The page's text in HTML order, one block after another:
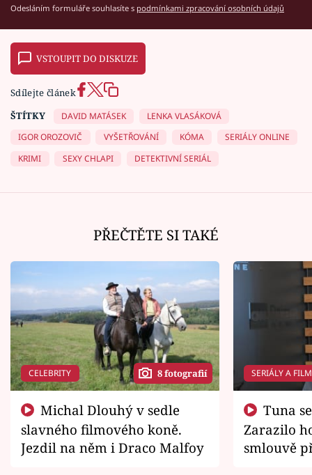
Odesláním formuláře souhlasíte s podmínkami zpracování osobních údajů
VSTOUPIT DO DISKUZE
Sdílejte článek
ŠTÍTKY
DAVID MATÁSEK
LENKA VLASÁKOVÁ
IGOR OROZOVIČ
VYŠETŘOVÁNÍ KÓMA
SERIÁLY ONLINE
KRIMI
SEXY CHLAPI DETEKTIVNÍ SERIÁL
PŘEČTĚTE SI TAKÉ
CELEBRITY 8 fotografií
slavného filmového koně.
Jezdil na něm i Draco Malfoy
SERIÁLY A
Zarazilo
smlouvě